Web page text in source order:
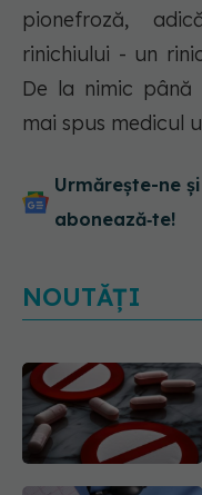
pionefroză,
rinichiului - un
De la nimic până
mai spus medicul
Urmărește-ne
abonează‑te!
NOUTĂȚI